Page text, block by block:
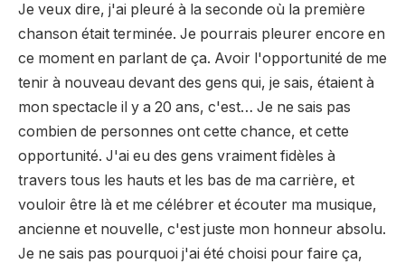
Je veux dire, j'ai pleuré à la seconde où la première
chanson était terminée. Je pourrais pleurer encore en
ce moment en parlant de ça. Avoir l'opportunité de me
tenir à nouveau devant des gens qui, je sais, étaient à
mon spectacle il y a 20 ans, c'est… Je ne sais pas
combien de personnes ont cette chance, et cette
opportunité. J'ai eu des gens vraiment fidèles à
travers tous les hauts et les bas de ma carrière, et
vouloir être là et me célébrer et écouter ma musique,
ancienne et nouvelle, c'est juste mon honneur absolu.
Je ne sais pas pourquoi j'ai été choisi pour faire ça,